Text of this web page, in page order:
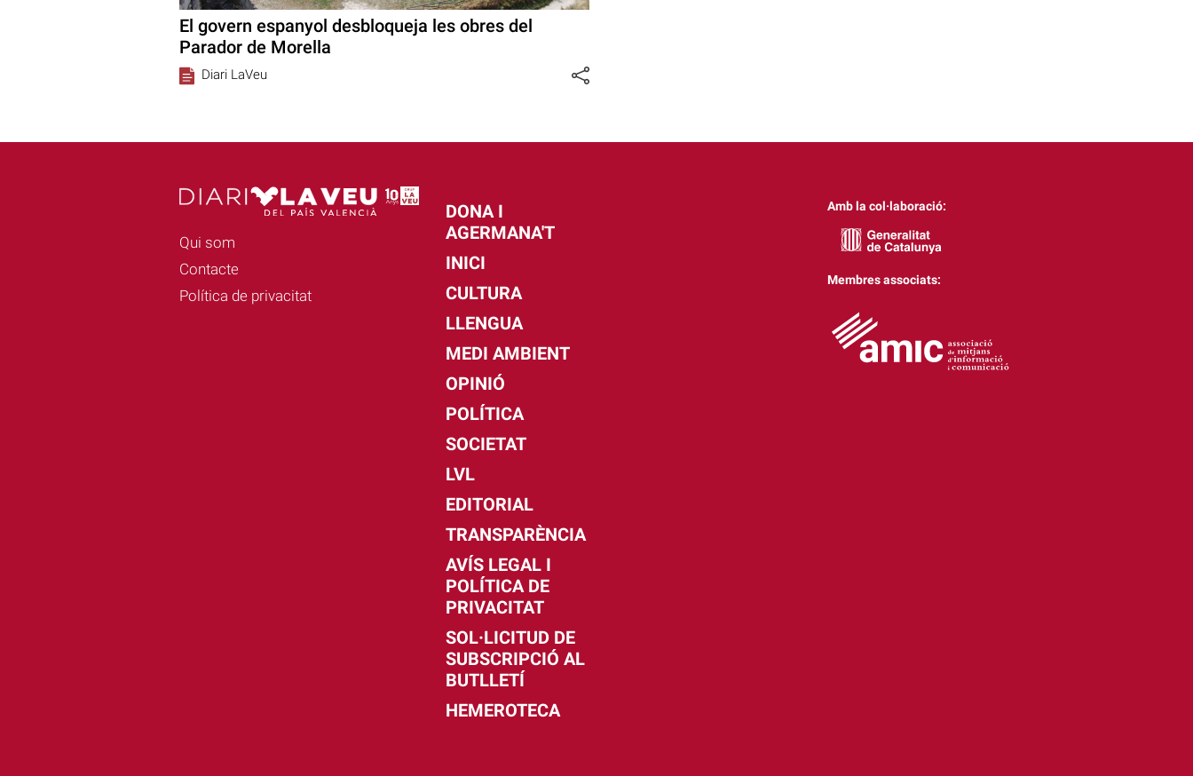
El govern espanyol desbloqueja les obres del
Parador de Morella
Diari LaVeu
Qui som
Contacte
Política de privacitat
DONA I
AGERMANA'T
INICI
CULTURA
LLENGUA
MEDI AMBIENT
OPINIÓ
POLÍTICA
SOCIETAT
LVL
EDITORIAL
TRANSPARÈNCIA
AVÍS LEGAL I
POLÍTICA DE
PRIVACITAT
SOL·LICITUD DE
SUBSCRIPCIÓ AL
BUTLLETÍ
HEMEROTECA
Amb la col·laboració:
Membres associats: